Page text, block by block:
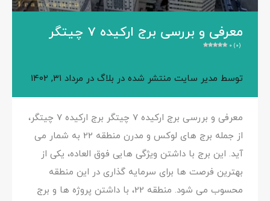
معرفی و بررسی برج ارکیده 7 چیتگر
0 (0)
توسط مدیر سایت منتشر شده در بلاگ در مرداد ۳۱, ۱۴۰۲
معرفی و بررسی برج ارکیده 7 چیتگر برج ارکیده 7 چیتگر،
از جمله برج های لوکس و مدرن منطقه 22 به شمار می
آید. این برج با داشتن ویژگی هایی فوق العاده، یکی از
بهترین فرصت ها برای سرمایه گذاری در این منطقه
محسوب می شود. منطقه 22، با داشتن پروژه ها و برج